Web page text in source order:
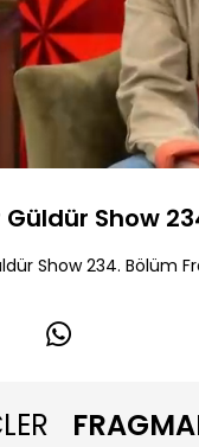
Sessiz
Show
Show 234. Bölüm